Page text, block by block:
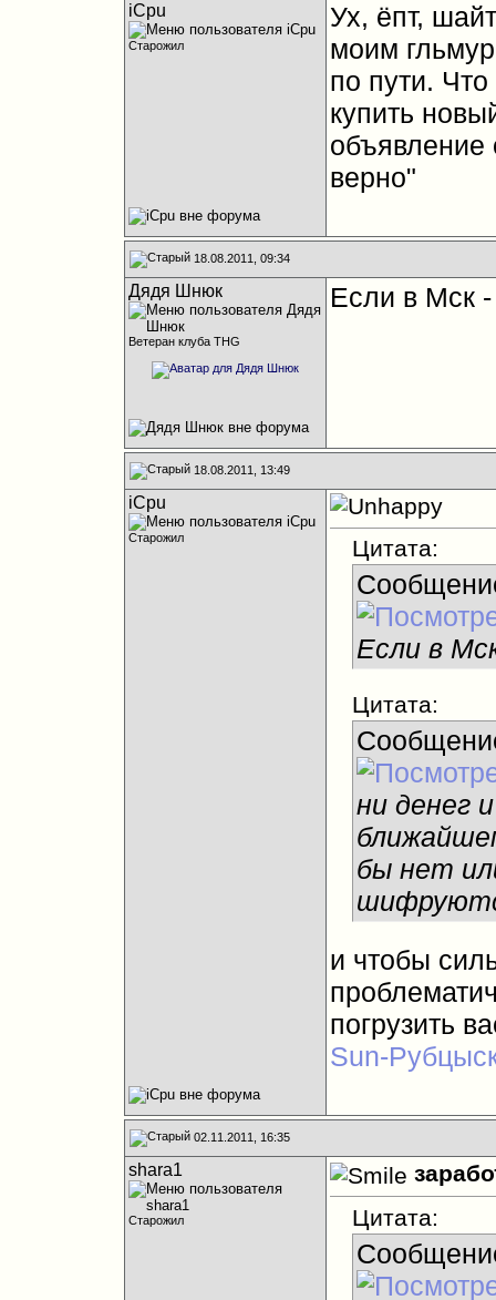
iCpu
Старожил
Ух, ёпт,
моим
по пути.
купить
объявление
верно"
18.08.2011, 09:34
Дядя Шнюк
Ветеран клуба THG
Если в Мск
18.08.2011, 13:49
iCpu
Старожил Цитата:
Если в
Цитата:
ни денег
бы нет
и чтобы
погрузить
Sun-
02.11.2011, 16:35
shara1
Старожил
Цитата: